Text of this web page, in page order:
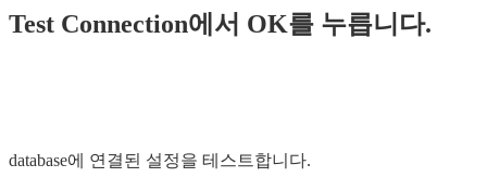
Test Connection에서 OK를 누릅니다.
database에 연결된 설정을 테스트합니다.